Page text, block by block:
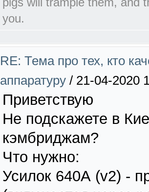
you.
RE: Тема про тех, кто
аппаратуру / 21-04-2020
Приветствую
Не подскажете в
кэмбриджам?
Что нужно:
Усилок 640А (v2) -